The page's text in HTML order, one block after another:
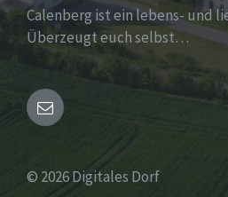
Calenberg ist ein lebens- und
Überzeugt euch selbst…
Email
© 2026 Digitales Dorf